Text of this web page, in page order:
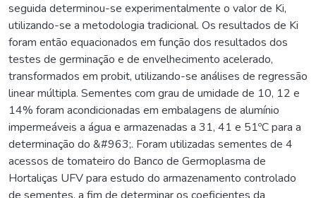
seguida determinou-se experimentalmente o valor de Ki,
utilizando-se a metodologia tradicional. Os resultados de Ki
foram então equacionados em função dos resultados dos
testes de germinação e de envelhecimento acelerado,
transformados em probit, utilizando-se análises de regressão
linear múltipla. Sementes com grau de umidade de 10, 12 e
14% foram acondicionadas em embalagens de alumínio
impermeáveis a água e armazenadas a 31, 41 e 51ºC para a
determinação do &#963;. Foram utilizadas sementes de 4
acessos de tomateiro do Banco de Germoplasma de
Hortaliças UFV para estudo do armazenamento controlado